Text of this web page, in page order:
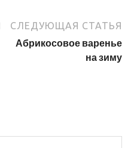
СЛЕДУЮЩАЯ СТАТЬЯ
Абрикосовое варенье
на зиму